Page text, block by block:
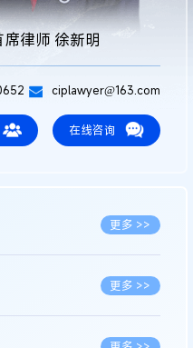
席律师 徐新明
ciplawyer@163.com
在线咨询
更多 >>
更多 >>